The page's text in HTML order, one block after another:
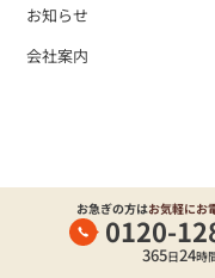
お急ぎの方はお気軽にお
0120-
365日24時
お知らせ
会社案内